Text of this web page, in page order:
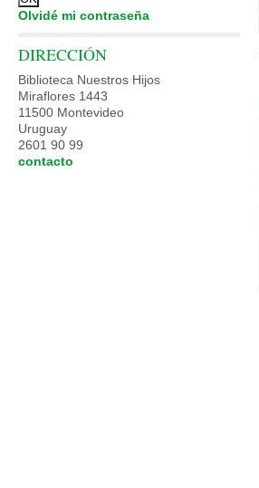
Olvidé mi contraseña
DIRECCIÓN
Biblioteca Nuestros Hijos
Miraflores 1443
11500 Montevideo
Uruguay
2601 90 99
contacto